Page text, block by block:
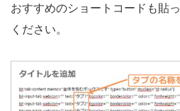
おすすめのショートコードも貼
ください。